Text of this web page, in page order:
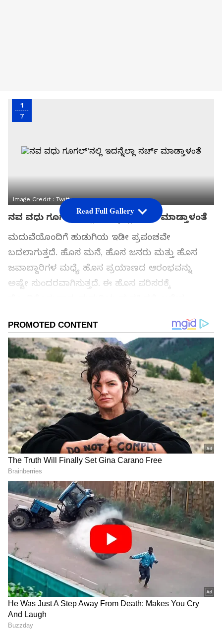
1
7
Image Credit : Twitter
ನವ ವಧು ಗೂಗಲ್’ನಲ್ಲಿ ಇದನ್ನೆಲ್ಲಾ ಸರ್ಚ್ ಮಾಡ್ತಾಳಂತೆ
ಮದುವೆಯೊಂದಿಗೆ ಹುಡುಗಿಯ ಇಡೀ ಪ್ರಪಂಚವೇ
ಬದಲಾಗುತ್ತದೆ. ಹೊಸ ಮನೆ, ಹೊಸ ಜನರು ಮತ್ತು ಹೊಸ
ಜವಾಬ್ದಾರಿಗಳ ಮಧ್ಯೆ ಹೊಸ ಪ್ರಯಾಣದ ಆರಂಭವನ್ನು
ಅಷ್ಟೇ ಸುಂದರವಾಗಿಸುತ್ತದೆ. ಈ ಹೊಸ ಪರಿಸರಕ್ಕೆ
ಗಂಡ ಅಥವಾ ಅತ್ತೆ-ಮಾವಂದಿರ ಬಳಿ ಕೇಳಲು
ಸಾಧ್ಯವಾಗುವುದಿಲ್ಲ. ಅಂತಹ ಪರಿಸ್ಥಿತಿಯಲ್ಲಿ, ಆಕೆ ಗೂಗಲ್
ಸರ್ಚ್ ಮಾಡುತ್ತಾಳೆ. ಹೌದು, ನವವಿವಾಹಿತರು ತಮ್ಮ
ಜೀವನದಲ್ಲಿ ದೊಡ್ಡ ಅಥವಾ ಸಣ್ಣ ಪ್ರತಿಯೊಂದು ಸಮಸ್ಯೆಗೆ
ಪರಿಹಾರಗಳನ್ನು ಕಂಡುಕೊಳ್ಳಲು ಗೂಗಲ್ ಕಡೆಗೆ ತಿರುಗುತ್ತಾರೆ.
ಮದುವೆಯ ನಂತರ ಮಹಿಳೆಯರು ಇಂಟರ್ನೆಟ್‌ನಲ್ಲಿ ಹೆಚ್ಚು
ಹುಡುಕುವ ವಿಷಯಗಳು ಯಾವುವು ಗೊತ್ತಾ?
ಸಮಗ್ರ ಸುದ್ದಿ ಮೂಲವನ್ನಾಗಿ asianet suvarna news ಅನ್ನು
ಆಯ್ಕೆ ಮಾಡಿಕೊಳ್ಳಿ
Read Full Gallery